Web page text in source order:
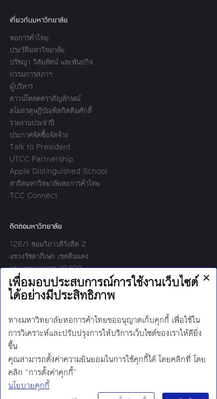
เกี่ยวกับมหาวิทยาลัย
หอการค้าไทย
ประวัติมหาวิทยาลัย
ปรัชญา วิสัยทัศน์ และพันธกิจ
กรรมการสภาฯ
ผู้บริหาร
ดาวน์โหลดตราสัญลักษณ์
สโมสรดุษฎีบัณฑิตกิตติมศักดิ์
รายงานประจำปี
ประกาศจัดซื้อจัดจ้าง
Talk to President
UTCC Partnership
Apple Distinguished School
สาธิตมหาวิทยาลัยหอการค้าไทย
TCC Connect
ติดต่อมหาวิทยาลัย
126/1 ซอยวิภาวดีรังสิต 2
แขวงรัชดาภิเษก เขตดินแดง
กรุงเทพมหานคร 10400
โทร:
02-697-6000
เวลาทำการ:
8.30 - 17.00
Find us on:
Facebook
TwitterYouTube
Instagram
LineMail
นโยบายการคุ้มครองข้อมูลส่วนบุคคล